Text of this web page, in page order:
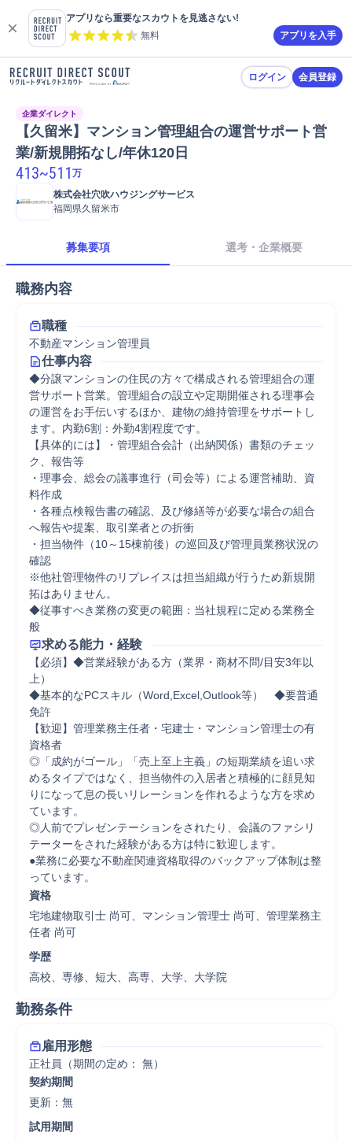
アプリなら重要なスカウトを見逃さない!
無料
アプリを入手
ログイン 会員登録
企業ダイレクト
【久留米】マンション管理組合の運営サポート営
業/新規開拓なし/年休120日
413~511 万
株式会社穴吹ハウジングサービス
福岡県久留米市
募集要項 選考・企業概要
職務内容
職種
不動産マンション管理員
仕事内容
◆分譲マンションの住民の方々で構成される管理組合の運
営サポート営業。管理組合の設立や定期開催される理事会
の運営をお手伝いするほか、建物の維持管理をサポートし
ます。内勤6割：外勤4割程度です。
【具体的には】・管理組合会計（出納関係）書類のチェッ
ク、報告等
・理事会、総会の議事進行（司会等）による運営補助、資
料作成
・各種点検報告書の確認、及び修繕等が必要な場合の組合
へ報告や提案、取引業者との折衝
・担当物件（10～15棟前後）の巡回及び管理員業務状況の
確認
※他社管理物件のリプレイスは担当組織が行うため新規開
拓はありません。
◆従事すべき業務の変更の範囲：当社規程に定める業務全
般
求める能力・経験
【必須】◆営業経験がある方（業界・商材不問/目安3年以
上）
◆基本的なPCスキル（Word,Excel,Outlook等）　◆要普通
免許
【歓迎】管理業務主任者・宅建士・マンション管理士の有
資格者
◎「成約がゴール」「売上至上主義」の短期業績を追い求
めるタイプではなく、担当物件の入居者と積極的に顔見知
りになって息の長いリレーションを作れるような方を求め
ています。
◎人前でプレゼンテーションをされたり、会議のファシリ
テーターをされた経験がある方は特に歓迎します。
●業務に必要な不動産関連資格取得のバックアップ体制は整
っています。
資格
宅地建物取引士 尚可、マンション管理士 尚可、管理業務主
任者 尚可
学歴
高校、専修、短大、高専、大学、大学院
勤務条件
雇用形態
正社員（期間の定め： 無）
契約期間
更新：無
試用期間